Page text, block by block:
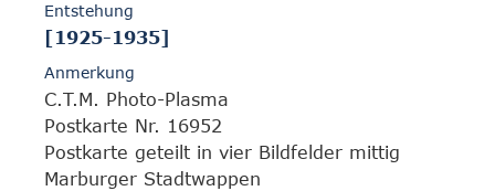
Entstehung
[1925-1935]
Anmerkung
C.T.M. Photo-Plasma
Postkarte Nr. 16952
Postkarte geteilt in vier Bildfelder mittig
Marburger Stadtwappen